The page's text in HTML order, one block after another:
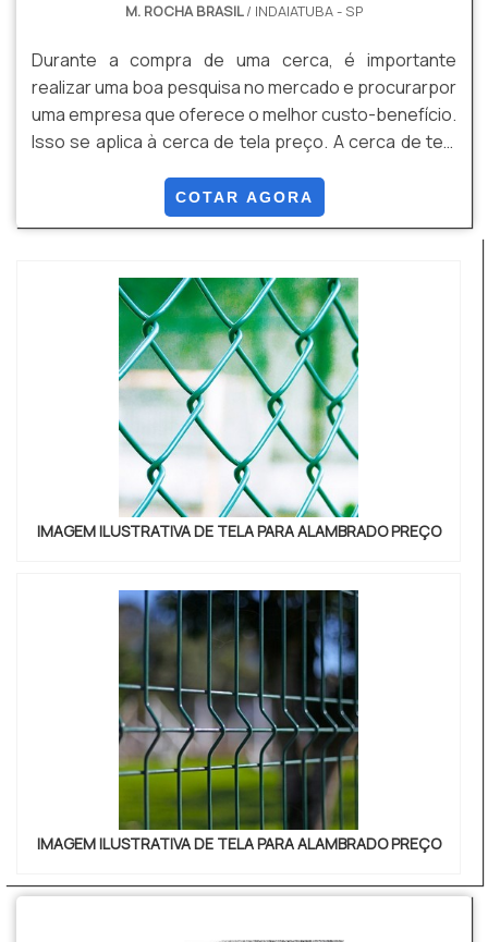
M. ROCHA BRASIL/ INDAIATUBA - SP
Durante a compra de uma cerca, é importante
realizar uma boa pesquisa no mercado e procurarpor
uma empresa que oferece o melhor custo-benefício.
Isso se aplica à cerca de tela preço. A cerca de tela
principalmente se instalada da maneira correta e por
técnicos especializados neste tipo de serviço. A
seu nível de segurança, por exemplo.Outro fato...
COTAR AGORA
IMAGEM ILUSTRATIVA DE TELA PARA ALAMBRADO PREÇO
IMAGEM ILUSTRATIVA DE TELA PARA ALAMBRADO PREÇO